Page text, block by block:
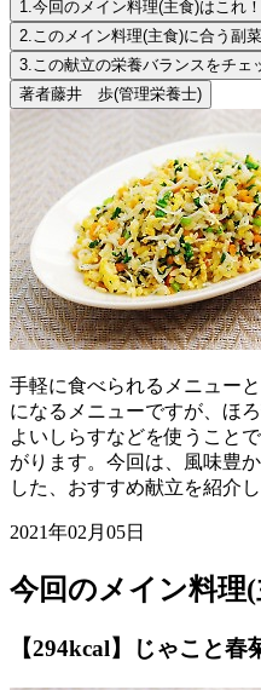
1.今回のメイン料理(主食)はこれ！
2.このメイン料理(主食)に合う副
3.この献立の栄養バランスをチェ
著者藤井 歩(管理栄養士)
手軽に食べられるメニュー
になるメニューですが、ほ
よいしらすなどを使うこと
がります。今回は、風味豊
した、おすすめ献立を紹介し
2021年02月05日
今回のメイン料理(
【294kcal】じゃこと